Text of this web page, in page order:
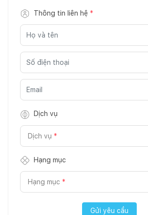
Thông tin liên hệ *
Dịch vụ
Dịch vụ *
Hạng mục
Hạng mục *
Gửi yêu cầu